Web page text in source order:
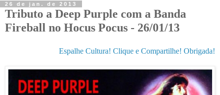
26 de jan. de 2013
Tributo a Deep Purple com a Banda
Fireball no Hocus Pocus - 26/01/13
Espalhe Cultura! Clique e Compartilhe! Obrigada!